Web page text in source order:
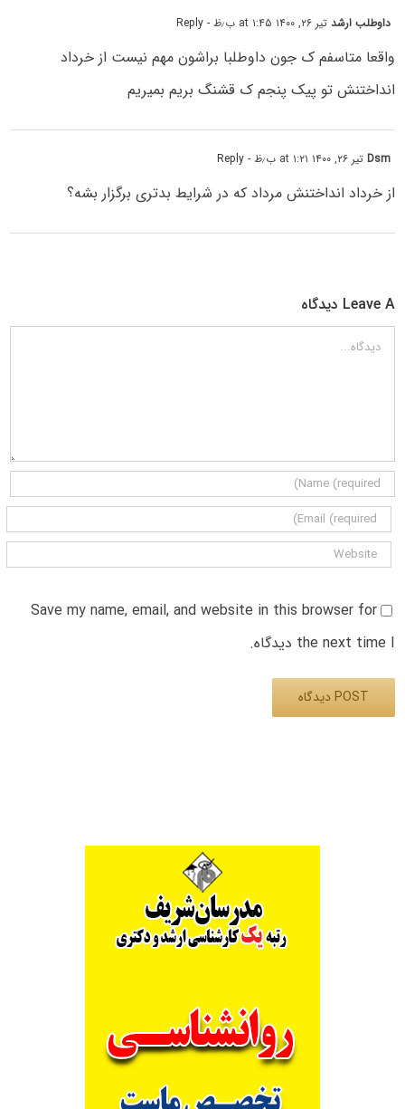
داوطلب ارشدتیر ۲۶, ۱۴۰۰ at ۱:۴۵ ب٫ظ - Reply
واقعا متاسفم ک جون داوطلبا براشون مهم نیست از خرداد
انداختنش تو پیک پنجم ک قشنگ بریم بمیریم
Dsmتیر ۲۶, ۱۴۰۰ at ۱:۲۱ ب٫ظ - Reply
از خرداد انداختنش مرداد که در شرایط بدتری برگزار بشه؟
Leave A دیدگاه
دیدگاه
Save my name, email, and website in this browser for
the next time I دیدگاه.